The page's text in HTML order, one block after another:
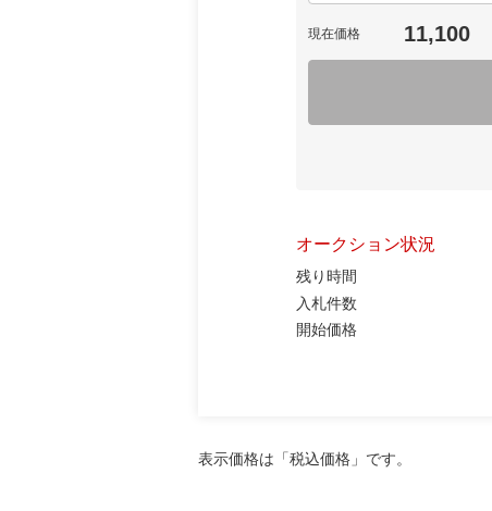
現在価格 11,100
オークション状況
残り時間
入札件数
開始価格
表示価格は「税込価格」です。